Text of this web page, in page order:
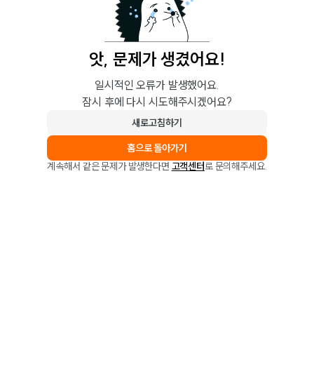
앗, 문제가 생겼어요!
일시적인 오류가 발생했어요.
잠시 후에 다시 시도해주시겠어요?
새로고침하기
홈으로 돌아가기
계속해서 같은 문제가 발생한다면 고객센터로 문의해주세요.